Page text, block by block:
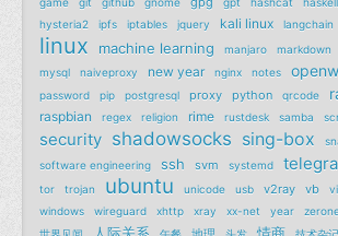
hysteria2 ipfs iptables jquery kali linux langchain
linux machine learning manjaro markdown
mysql
naiveproxy new year nginx notes
password pip postgresql proxy python qrcode
raspbian regex religion rime rustdesk samba
security shadowsocks sing-box
software engineering
ssh svm systemd
tor trojan ubuntu unicode usb v2ray vb vi
windows wireguard xhttp xray xx-net year